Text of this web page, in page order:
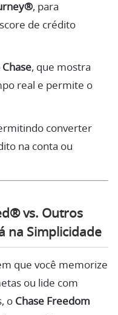
, para
de crédito
, que mostra
real e permite o
converter
na conta ou
vs. Outros
na Simplicidade
que você memorize
ou lide com
o Chase Freedom